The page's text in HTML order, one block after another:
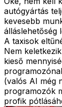
autógyártás
kevesebb
álláslehetőség
A taxisok
Nem
kieső
(valós AI még
programozók
profik